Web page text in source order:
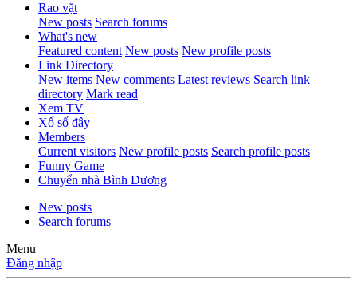
Rao vặt
New posts Search forums
What's new
Featured content New posts New profile posts
Link Directory
New items New comments Latest reviews Search link
directory Mark read
Xem TV
Xổ số đây
Members
Current visitors New profile posts Search profile posts
Funny Game
Chuyển nhà Bình Dương
New posts
Search forums
Menu
Đăng nhập